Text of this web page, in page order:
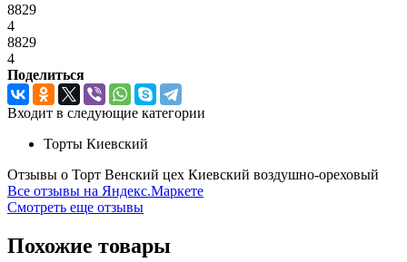
8829
4
8829
4
Поделиться
Входит в следующие категории
Торты Киевский
Отзывы о Торт Венский цех Киевский воздушно-ореховый
Все отзывы на Яндекс.Маркете
Смотреть еще отзывы
Похожие товары